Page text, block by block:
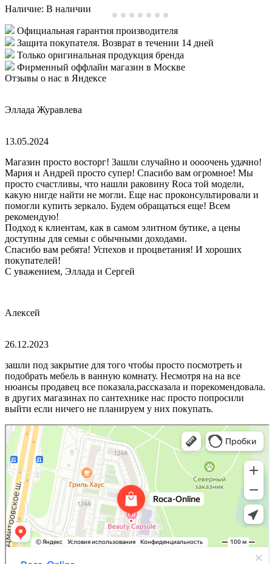
Наличие: В наличии
Официальная гарантия производителя
Защита покупателя. Возврат в течении 14 дней
Только оригинальная продукция бренда
Фирменный оффлайн магазин в Москве
Отзывы о нас в Яндексе
Эллада Журавлева
13.05.2024
Магазин просто восторг! Зашли случайно и оооочень удачно!
Мария и Андрей просто супер! Спасибо вам огромное! Мы
просто счастливы, что нашли раковину Roca той модели,
какую нигде найти не могли. Еще нас проконсультировали и
помогли купить зеркало. Будем обращаться еще! Всем
рекомендую!
Подход к клиентам, как в самом элитном бутике, а цены
доступны для семьи с обычными доходами.
Спасибо вам ребята! Успехов и процветания! И хороших
покупателей!
С уважением, Эллада и Сергей
Алексей
26.12.2023
зашли под закрытие для того чтобы просто посмотреть и
подобрать мебель в ванную комнату. Несмотря на на все
нюансы продавец все показала,рассказала и порекомендовала.
в других магазинах по сантехнике нас просто попросили
выйти если ничего не планируем у них покупать.